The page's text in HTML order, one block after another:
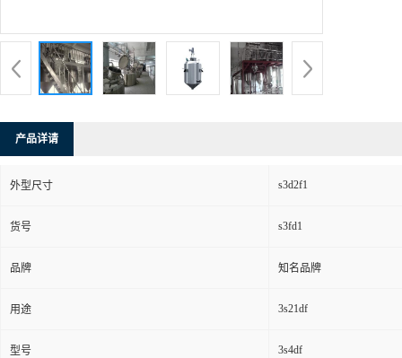
产品详请
外型尺寸 s3d2f1
货号 s3fd1
品牌 知名品牌
用途 3s21df
型号 3s4df